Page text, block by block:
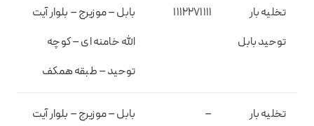
تخلیه بار
توحید بابل
۱۱۱۲۲۷۱۱۱۱
بابل – موزیرج – بلوار آیت
الله خامنه ای – کوچه
توحید – طبقه همکف
تخلیه بار – بابل – موزیرج – بلوار آیت